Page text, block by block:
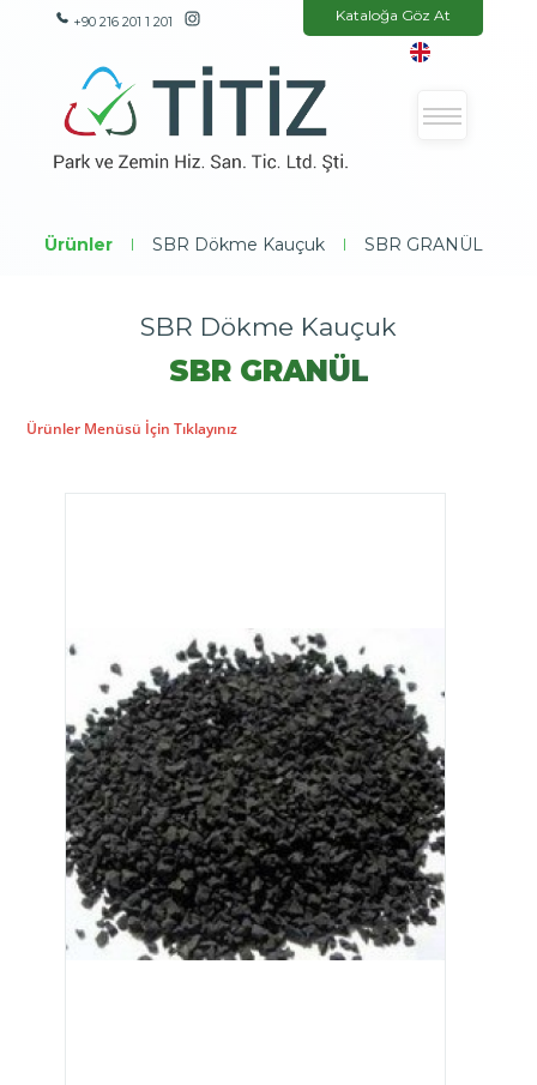
+90 216 201 1 201 Kataloğa Göz At
Ürünler | SBR Dökme Kauçuk | SBR GRANÜL
SBR Dökme Kauçuk
SBR GRANÜL
Ürünler Menüsü İçin Tıklayınız